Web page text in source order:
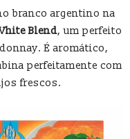
branco argentino na
Blend, um perfeito
É aromático,
perfeitamente com
frescos.